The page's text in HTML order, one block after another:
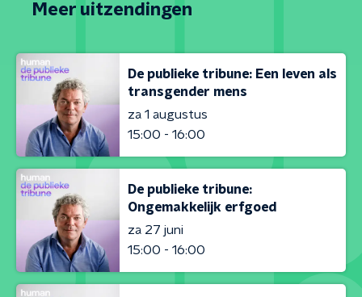
Meer uitzendingen
De publieke tribune: Een leven als
transgender mens
za 1 augustus
15:00 - 16:00
De publieke tribune:
Ongemakkelijk erfgoed
za 27 juni
15:00 - 16:00